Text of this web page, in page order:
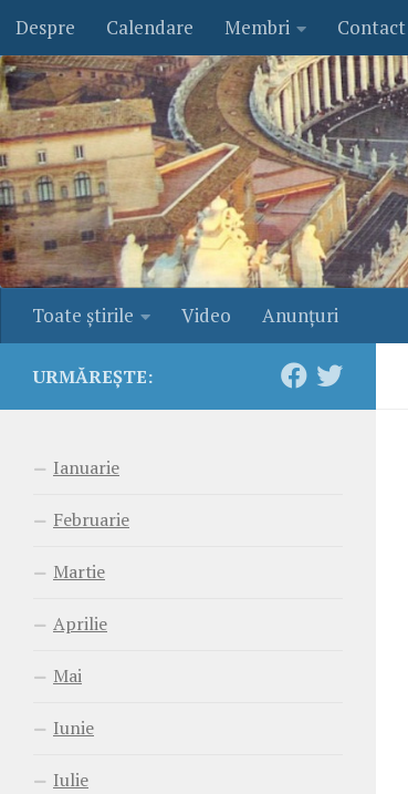
Skip to content
Despre Calendare Membri Contact
Toate ştirile Video Anunţuri
URMĂREȘTE:
Ianuarie
Februarie
Martie
Aprilie
Mai
Iunie
Iulie